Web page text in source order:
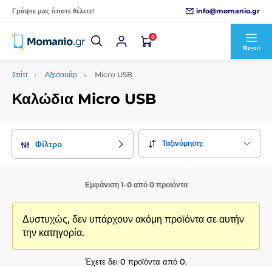
Γράψτε μας όποτε θέλετε! info@momanio.gr
0
Μενού
Σπίτι Αξεσουάρ Micro USB
Καλώδια Micro USB
Φίλτρο Ταξινόμηση:
Εμφάνιση 1-0 από 0 προϊόντα
Δυστυχώς, δεν υπάρχουν ακόμη προϊόντα σε αυτήν
την κατηγορία.
Έχετε δει 0 προϊόντα από 0.